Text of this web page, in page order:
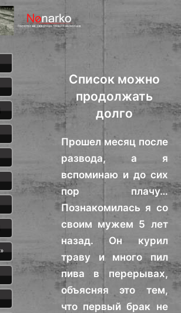
Список можно
продолжать
долго
Прошел месяц после
развода, а я
вспоминаю и до сих
пор плачу…
Познакомилась я со
своим мужем 5 лет
назад. Он курил
траву и много пил
пива в перерывах,
объясняя это тем,
что первый брак не